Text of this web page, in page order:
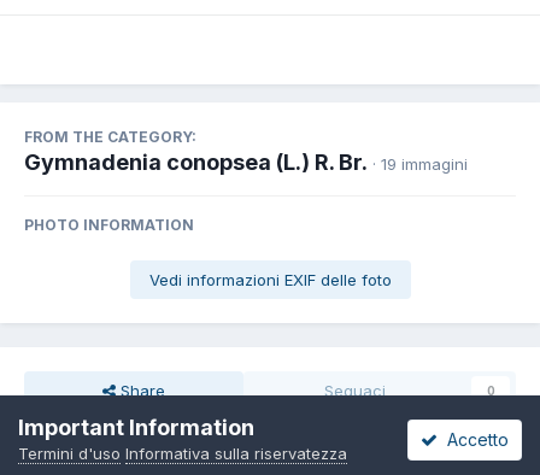
FROM THE CATEGORY:
Gymnadenia conopsea (L.) R. Br. · 19 immagini
PHOTO INFORMATION
Vedi informazioni EXIF delle foto
Share Seguaci 0
Important Information
Termini d'uso Informativa sulla riservatezza
Accetto